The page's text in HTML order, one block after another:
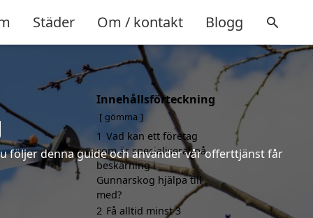
Städer Om / kontakt Blogg
följer denna guide och använder vår offerttjänst får
Innehållsförteckning
gömma
1 Vad kan ett företag
som är specialiserat på
beskärning i
Gunnarskog hjälpa till
med?
2 Få alltid minst 3